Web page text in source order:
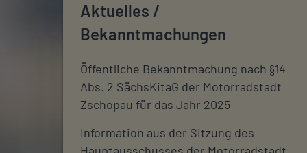
Aktuelles /
Bekanntmachungen
Öffentliche Bekanntmachung nach §14
Abs. 2 SächsKitaG der Motorradstadt
Zschopau für das Jahr 2025
Information aus der Sitzung des